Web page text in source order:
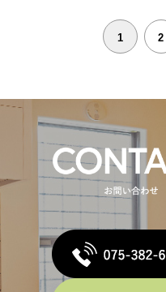
1 2